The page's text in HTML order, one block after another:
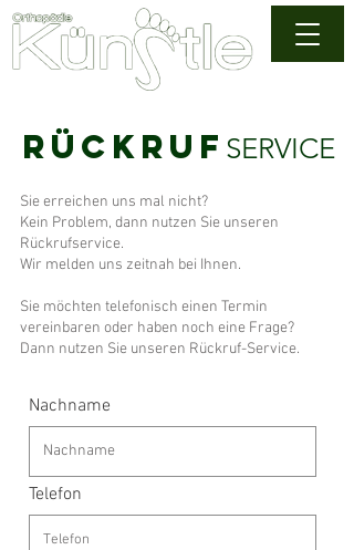
Rückruf SERVICE
Sie erreichen uns mal nicht?
Kein Problem, dann nutzen Sie unseren
Rückrufservice.
Wir melden uns zeitnah bei Ihnen.
Sie möchten telefonisch einen Termin
vereinbaren oder haben noch eine Frage?
Dann nutzen Sie unseren Rückruf-Service.
Nachname
Telefon